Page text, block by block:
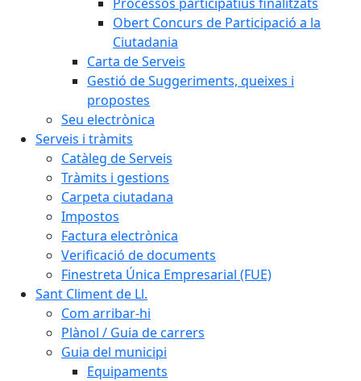
Obert Concurs de Participació a la
Ciutadania
Carta de Serveis
Gestió de Suggeriments, queixes i
propostes
Seu electrònica
Serveis i tràmits
Catàleg de Serveis
Tràmits i gestions
Carpeta ciutadana
Impostos
Factura electrònica
Verificació de documents
Finestreta Única Empresarial (FUE)
Sant Climent de Ll.
Com arribar-hi
Plànol / Guia de carrers
Guia del municipi
Equipaments